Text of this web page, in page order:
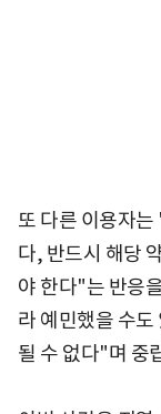
또 다른 이용자
다, 반드시 해당
야 한다"는 반응
라 예민했을 수
될 수 없다"며 중